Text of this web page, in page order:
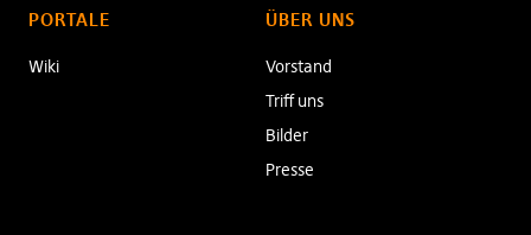
PORTALE
Wiki
ÜBER UNS
Vorstand
Triff uns
Bilder
Presse